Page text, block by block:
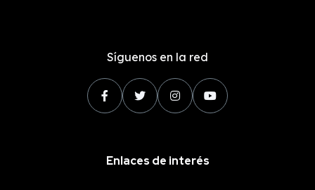
Síguenos en la red
Enlaces de interés